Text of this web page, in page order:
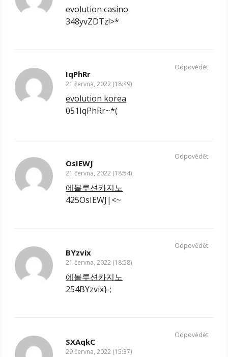
evolution casino
348yvZDTz!>*
IqPhRr
21 června, 2022 (18:49)
evolution korea
051IqPhRr~*(
Odpovědět
OsIEWJ
21 června, 2022 (18:54)
에볼루션카지노
425OsIEWJ|<~
Odpovědět
BYzvix
21 června, 2022 (18:58)
에볼루션카지노
254BYzvix}-;
Odpovědět
SXAqkC
29 června, 2022 (15:37)
Odpovědět